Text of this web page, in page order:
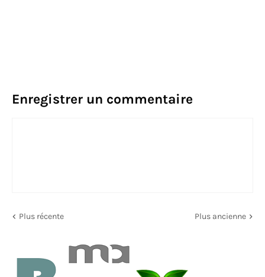
Enregistrer un commentaire
Plus récente Plus ancienne